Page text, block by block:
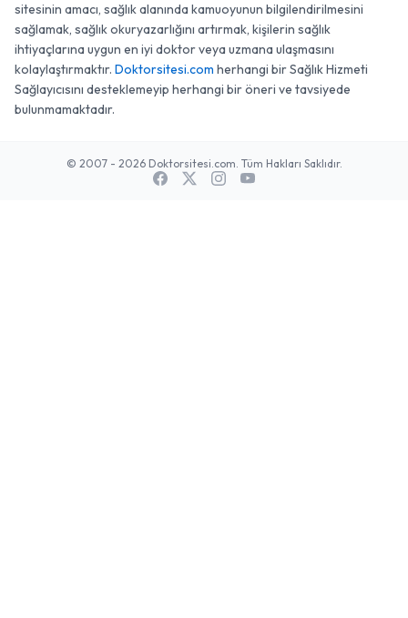
sitesinin amacı, sağlık alanında kamuoyunun bilgilendirilmesini
sağlamak, sağlık okuryazarlığını artırmak, kişilerin sağlık
ihtiyaçlarına uygun en iyi doktor veya uzmana ulaşmasını
kolaylaştırmaktır. Doktorsitesi.com herhangi bir Sağlık Hizmeti
Sağlayıcısını desteklemeyip herhangi bir öneri ve tavsiyede
bulunmamaktadır.
© 2007 - 2026 Doktorsitesi.com. Tüm Hakları Saklıdır.